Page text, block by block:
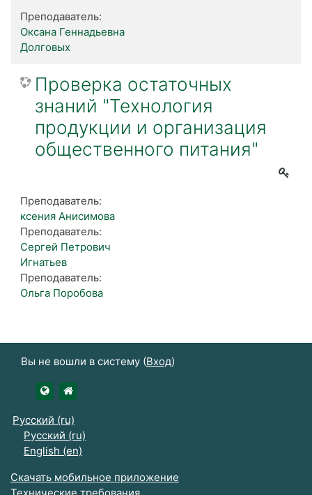
Преподаватель:
Оксана Геннадьевна
Долговых
Проверка остаточных
знаний "Технология
продукции и организация
общественного питания"
Преподаватель:
ксения Анисимова
Преподаватель:
Сергей Петрович
Игнатьев
Преподаватель:
Ольга Поробова
Вы не вошли в систему (Вход)
https://udsau.ru
Русский ‎(ru)‎
Русский ‎(ru)‎
English ‎(en)‎
Скачать мобильное приложение